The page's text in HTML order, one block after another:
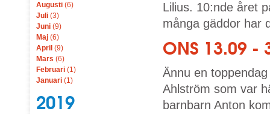
Augusti (6)
Juli (3)
Juni (9)
Maj (6)
April (9)
Mars (6)
Februari (1)
Januari (1)
2019
Lilius. 10:nde året
många gäddor har
ONS 13.09 -
Ännu en
Ahlström som var
barnbarn Anton